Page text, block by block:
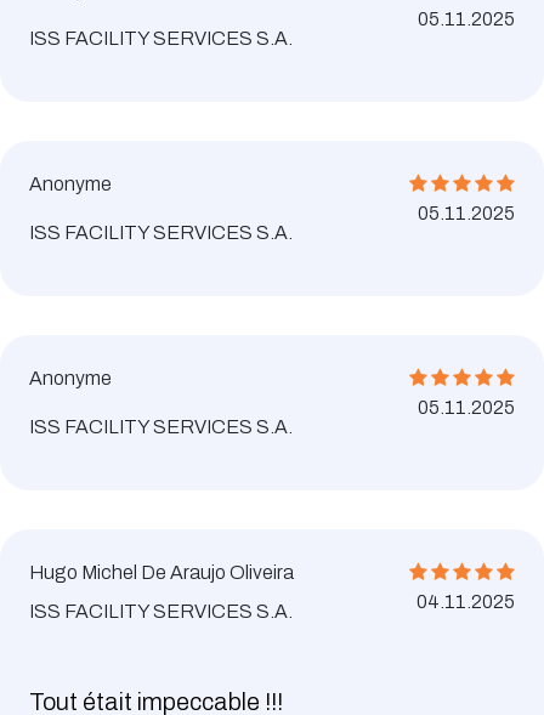
ISS FACILITY SERVICES S.A.
05.11.2025
Anonyme
ISS FACILITY SERVICES S.A.
05.11.2025
Anonyme
ISS FACILITY SERVICES S.A.
05.11.2025
Hugo Michel De Araujo Oliveira
ISS FACILITY SERVICES S.A.
04.11.2025
Tout était impeccable !!!